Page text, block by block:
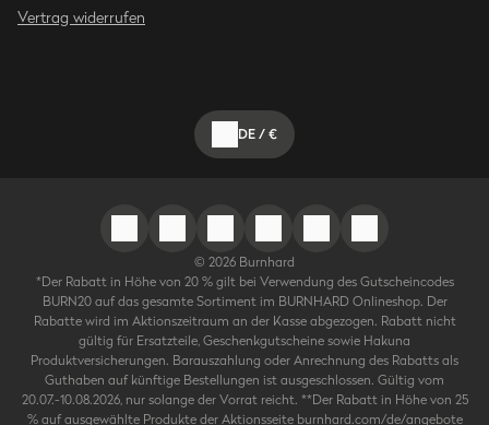
Vertrag widerrufen
DE/€
© 2026 Burnhard
*Der Rabatt in Höhe von 20 % gilt bei Verwendung des Gutscheincodes
BURN20 auf das gesamte Sortiment im BURNHARD Onlineshop. Der
Rabatte wird im Aktionszeitraum an der Kasse abgezogen. Rabatt nicht
gültig für Ersatzteile, Geschenkgutscheine sowie Hakuna
Produktversicherungen. Barauszahlung oder Anrechnung des Rabatts als
Guthaben auf künftige Bestellungen ist ausgeschlossen. Gültig vom
20.07.-10.08.2026, nur solange der Vorrat reicht. **Der Rabatt in Höhe von 25
% auf ausgewählte Produkte der Aktionsseite burnhard.com/de/angebote